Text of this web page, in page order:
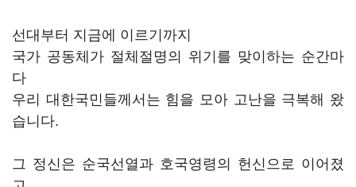
선대부터 지금에 이르기까지
국가 공동체가 절체절명의 위기를 맞이하는 순간마
다
우리 대한국민들께서는 힘을 모아 고난을 극복해 왔
습니다.
그 정신은 순국선열과 호국영령의 헌신으로 이어졌